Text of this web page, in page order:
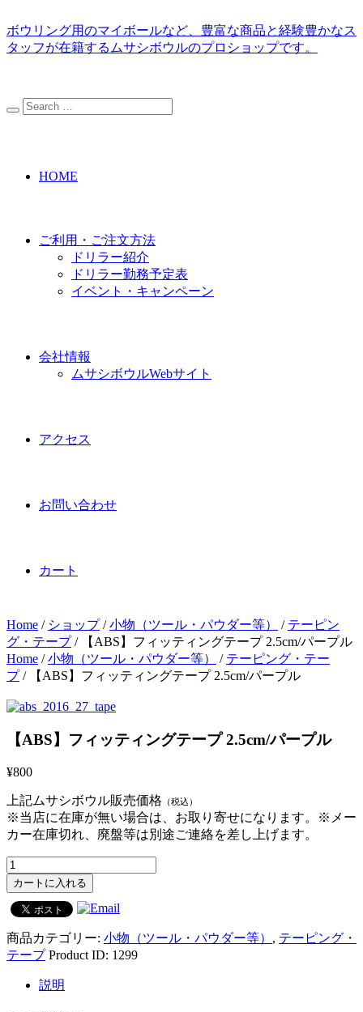
ボウリング用のマイボールなど、豊富な商品と経験豊かなス
タッフが在籍するムサシボウルのプロショップです。
HOME
ご利用・ご注文方法
ドリラー紹介
ドリラー勤務予定表
イベント・キャンペーン
会社情報
ムサシボウルWebサイト
アクセス
お問い合わせ
カート
Home / ショップ/小物（ツール・パウダー等） / テーピン
グ・テープ/
【ABS】フィッティングテープ 2.5cm/パープル
Home /小物（ツール・パウダー等） / テーピング・テー
プ/ 【ABS】フィッティングテープ 2.5cm/パープル
【ABS】フィッティングテープ 2.5cm/パープル
¥800
上記ムサシボウル販売価格 （税込）
※当店に在庫が無い場合は、お取り寄せになります。※メー
カー在庫切れ、廃盤等は別途ご連絡を差し上げます。
カートに入れる
商品カテゴリー: 小物（ツール・パウダー等） , テーピング・
テープ Product ID: 1299
説明